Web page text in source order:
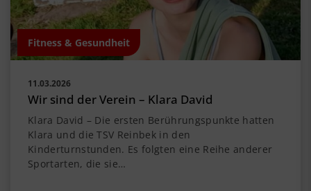
Fitness & Gesundheit
11.03.2026
Wir sind der Verein – Klara David
Klara David – Die ersten Berührungspunkte hatten
Klara und die TSV Reinbek in den
Kinderturnstunden. Es folgten eine Reihe anderer
Sportarten, die sie…